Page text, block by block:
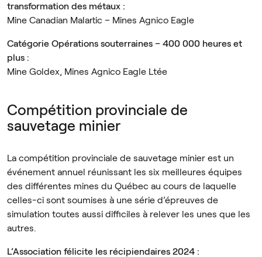
transformation des métaux :
Mine Canadian Malartic – Mines Agnico Eagle
Catégorie Opérations souterraines – 400 000 heures et
plus :
Mine Goldex, Mines Agnico Eagle Ltée​
Compétition provinciale de
sauvetage minier
La compétition provinciale de sauvetage minier est un
événement annuel réunissant les six meilleures équipes
des différentes mines du Québec au cours de laquelle
celles-ci sont soumises à une série d’épreuves de
simulation toutes aussi difficiles à relever les unes que les
autres.
L’Association félicite les récipiendaires 2024 :